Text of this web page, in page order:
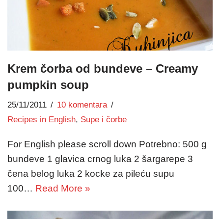
Krem čorba od bundeve – Creamy
pumpkin soup
25/11/2011
10 komentara
Recipes in English, Supe i čorbe
For English please scroll down Potrebno: 500 g
bundeve 1 glavica crnog luka 2 šargarepe 3
čena belog luka 2 kocke za pileću supu
100… Read More »